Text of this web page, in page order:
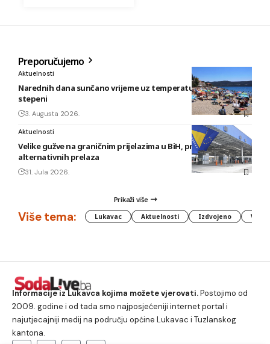
Preporučujemo
Aktuelnosti
Narednih dana sunčano vrijeme uz temperature do 40
stepeni
3. Augusta 2026.
Aktuelnosti
Velike gužve na graničnim prijelazima u BiH, preporuka
alternativnih prelaza
31. Jula 2026.
Prikaži više
Više tema: Lukavac Aktuelnosti Izdvojeno
Informacije iz Lukavca kojima možete vjerovati.Postojimo od
2009. godine i od tada smo najposjećeniji internet portal i
najutjecajniji medij na području općine Lukavac i Tuzlanskog
kantona.